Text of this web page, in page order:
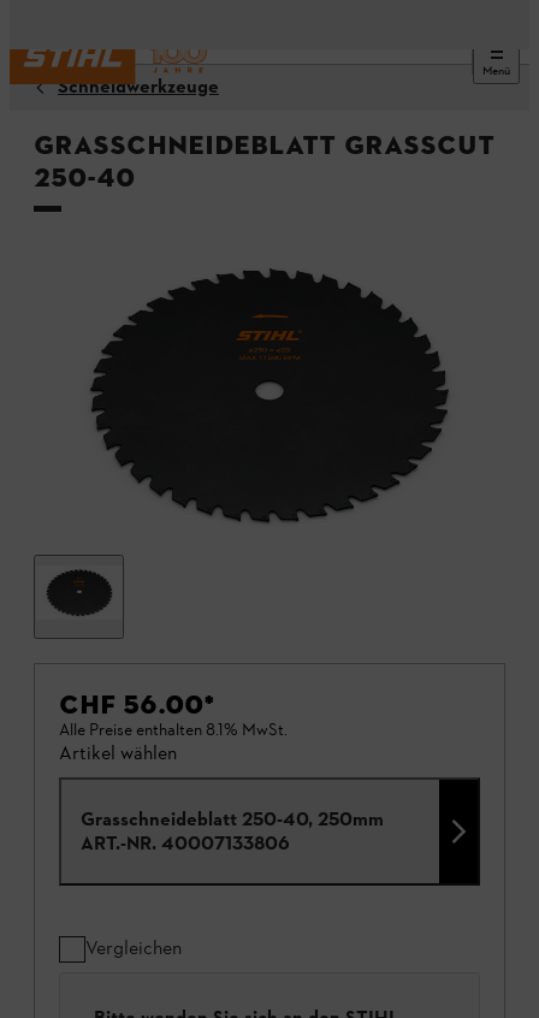
Menü
Schneidwerkzeuge
Grasschneideblatt GrassCut
250-40
CHF 56.00*
Alle Preise enthalten 8.1% MwSt.
Artikel wählen
Grasschneideblatt 250-40, 250mm
ART.-NR. 40007133806
Vergleichen